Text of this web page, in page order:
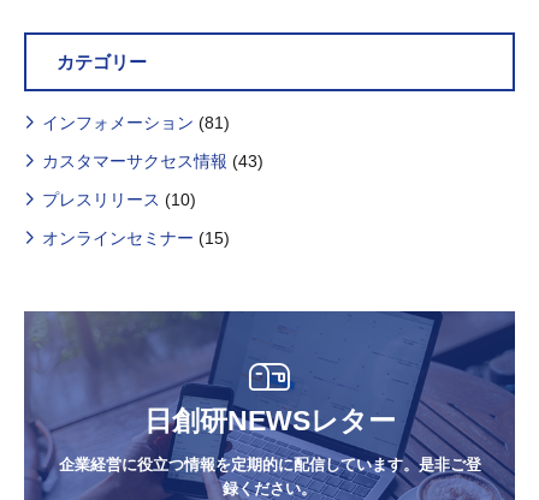
カテゴリー
インフォメーション (81)
カスタマーサクセス情報 (43)
プレスリリース (10)
オンラインセミナー (15)
日創研NEWSレター
企業経営に役立つ情報を定期的に配信しています。是非ご登
録ください。